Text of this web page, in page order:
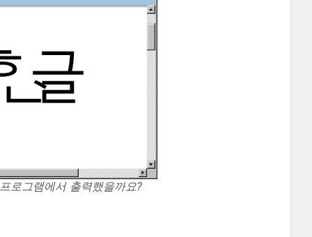
로그램에서 출력했을까요?